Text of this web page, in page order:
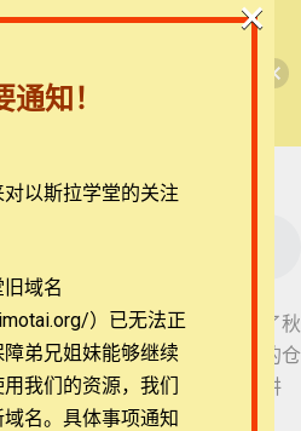
【圣道伴我行】民数记
天以来，感谢上帝让我们经历了秋
。希望我们把神的话藏在我们的仓
粮。从今天开始，我们读和略讲
，民数记1章1-3节：
通知！
以斯拉学堂的关注
域名
）已无法正
障弟兄姐妹能够继续
我们的资源，我们
名。具体事项通知
×
课程